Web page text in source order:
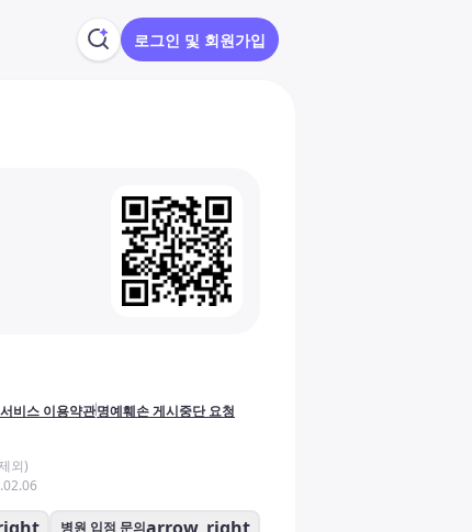
로그인 및 회원가입
비스 이용약관명예훼손 게시중단 요청
외)
병원 입점 문의